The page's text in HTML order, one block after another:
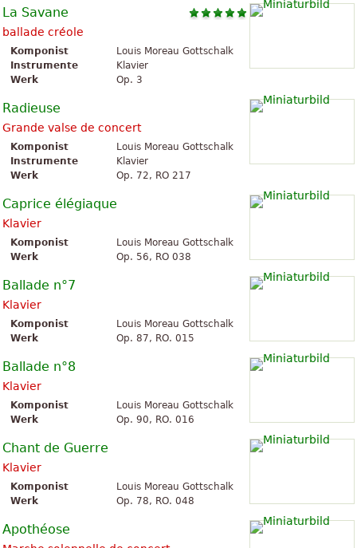
La Savane
ballade créole
Komponist
Louis Moreau Gottschalk
Instrumente
Klavier
Werk
Op. 3
Radieuse
Grande valse de concert
Komponist
Louis Moreau Gottschalk
Instrumente
Klavier
Werk
Op. 72, RO 217
Caprice élégiaque
Klavier
Komponist
Louis Moreau Gottschalk
Werk
Op. 56, RO 038
Ballade n°7
Klavier
Komponist
Louis Moreau Gottschalk
Werk
Op. 87, RO. 015
Ballade n°8
Klavier
Komponist
Louis Moreau Gottschalk
Werk
Op. 90, RO. 016
Chant de Guerre
Klavier
Komponist
Louis Moreau Gottschalk
Werk
Op. 78, RO. 048
Apothéose